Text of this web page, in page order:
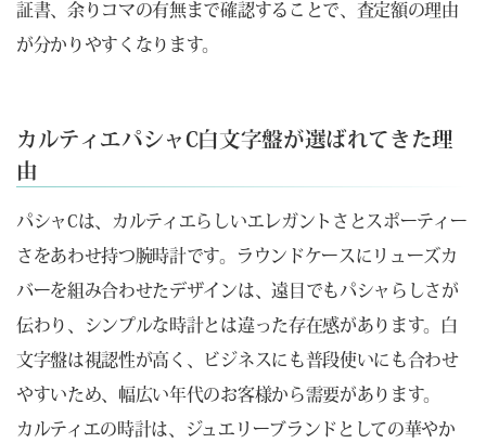
証書、余りコマの有無まで確認することで、査定額の理由
が分かりやすくなります。
カルティエパシャC白文字盤が選ばれてきた理
由
パシャCは、カルティエらしいエレガントさとスポーティー
さをあわせ持つ腕時計です。ラウンドケースにリューズカ
バーを組み合わせたデザインは、遠目でもパシャらしさが
伝わり、シンプルな時計とは違った存在感があります。白
文字盤は視認性が高く、ビジネスにも普段使いにも合わせ
やすいため、幅広い年代のお客様から需要があります。
カルティエの時計は、ジュエリーブランドとしての華やか